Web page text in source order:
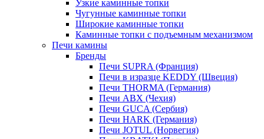
Узкие каминные топки
Чугунные каминные топки
Широкие каминные топки
Каминные топки с подъемным механизмом
Печи камины
Бренды
Печи SUPRA (Франция)
Печи в изразце KEDDY (Швеция)
Печи THORMA (Германия)
Печи ABX (Чехия)
Печи GUCA (Сербия)
Печи HARK (Германия)
Печи JOTUL (Норвегия)